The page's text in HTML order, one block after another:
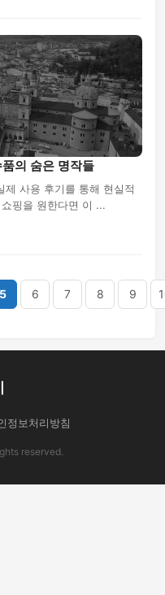
의 숨은 명작들
제 사용 후기를 통해 현실적
핑을 원한다면 이 ...
5 6 7 8 9
정보처리방침
reserved.